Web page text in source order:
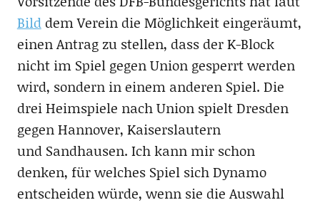
Bilddem Verein die Möglichkeit eingeräumt,
einen Antrag zu stellen, dass der K-Block
nicht im Spiel gegen Union gesperrt werden
wird, sondern in einem anderen Spiel. Die
drei Heimspiele nach Union spielt Dresden
gegen Hannover, Kaiserslautern
und Sandhausen. Ich kann mir schon
denken, für welches Spiel sich Dynamo
entscheiden würde, wenn sie die Auswahl